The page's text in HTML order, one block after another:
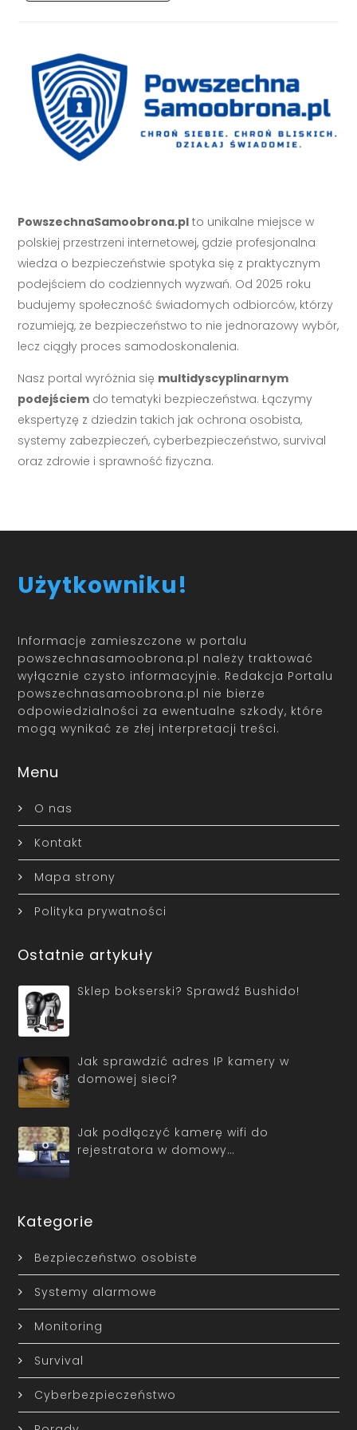
PowszechnaSamoobrona.pl to unikalne miejsce w
polskiej przestrzeni internetowej, gdzie profesjonalna
wiedza o bezpieczeństwie spotyka się z praktycznym
podejściem do codziennych wyzwań. Od 2025 roku
budujemy społeczność świadomych odbiorców, którzy
rozumieją, że bezpieczeństwo to nie jednorazowy wybór,
lecz ciągły proces samodoskonalenia.
Nasz portal wyróżnia się multidyscyplinarnym
podejściem do tematyki bezpieczeństwa. Łączymy
ekspertyzę z dziedzin takich jak ochrona osobista,
systemy zabezpieczeń, cyberbezpieczeństwo, survival
oraz zdrowie i sprawność fizyczna.
Użytkowniku!
Informacje zamieszczone w portalu
powszechnasamoobrona.pl należy traktować
wyłącznie czysto informacyjnie. Redakcja Portalu
powszechnasamoobrona.pl nie bierze
odpowiedzialności za ewentualne szkody, które
mogą wynikać ze złej interpretacji treści.
Menu
O nas
Kontakt
Mapa strony
Polityka prywatności
Ostatnie artykuły
Sklep bokserski? Sprawdź Bushido!
Jak sprawdzić adres IP kamery w
domowej sieci?
Jak podłączyć kamerę wifi do
rejestratora w domowy…
Kategorie
Bezpieczeństwo osobiste
Systemy alarmowe
Monitoring
Survival
Cyberbezpieczeństwo